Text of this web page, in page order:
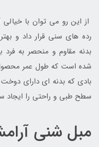
از این رو می توان با
رده های سنی قرار داد و
بدنه مقاوم و منحصر به
شده است که طول عمر
بادی که بدنه ای دارای
سطح طبی و راحتی را ایجاد
مبل شنی